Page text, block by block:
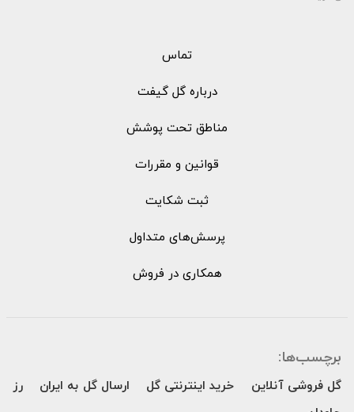
تماس
درباره گل گیفت
مناطق تحت پوشش
قوانین و مقررات
ثبت شکایت
پرسش‌های متداول
همکاری در فروش
برچسب‌ها:
گل فروشی آنلاین خرید اینترنتی گل ارسال گل به ایران
رز